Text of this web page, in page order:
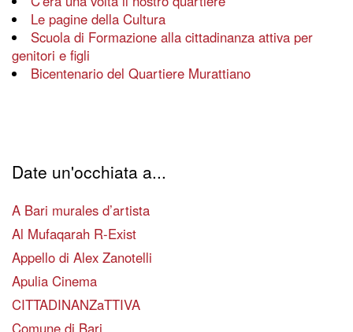
Le pagine della Cultura
Scuola di Formazione alla cittadinanza attiva per
genitori e figli
Bicentenario del Quartiere Murattiano
Date un'occhiata a...
A Bari murales d’artista
Al Mufaqarah R-Exist
Appello di Alex Zanotelli
Apulia Cinema
CITTADINANZaTTIVA
Comune di Bari